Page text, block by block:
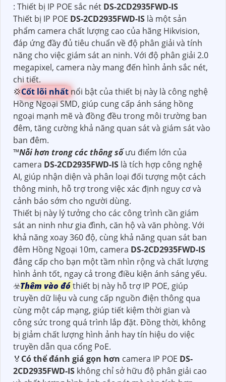
: Thiết bị IP POE sắc nét DS-2CD2935FWD-IS
Thiết bị IP POE DS-2CD2935FWD-IS là một sản
phẩm camera chất lượng cao của hãng Hikvision,
đáp ứng đầy đủ tiêu chuẩn về độ phân giải và tính
năng cho việc giám sát an ninh. Với độ phân giải 2.0
megapixel, camera này mang đến hình ảnh sắc nét,
chi tiết.
💢Cốt lõi nhất nổi bật của thiết bị này là công nghệ
Hồng Ngoại SMD, giúp cung cấp ánh sáng hồng
ngoại mạnh mẽ và đồng đều trong môi trường ban
đêm, tăng cường khả năng quan sát và giám sát vào
ban đêm.
™️Nỗi hơn trong các thông sốưu điểm lớn của
camera DS-2CD2935FWD-IS là tích hợp công nghệ
AI, giúp nhận diện và phân loại đối tượng một cách
thông minh, hỗ trợ trong việc xác định nguy cơ và
cảnh báo sớm cho người dùng.
Thiết bị này lý tưởng cho các công trình cần giám
sát an ninh như gia đình, căn hộ và văn phòng. Với
khả năng xoay 360 độ, cùng khả năng quan sát ban
đêm Hồng Ngoại 10m, camera DS-2CD2935FWD-IS
đẳng cấp cho bạn một tầm nhìn rộng và chất lượng
hình ảnh tốt, ngay cả trong điều kiện ánh sáng yếu.
☣️Thêm vào đóthiết bị này hỗ trợ IP POE, giúp
truyền dữ liệu và cung cấp nguồn điện thông qua
cùng một cáp mạng, giúp tiết kiệm thời gian và
công sức trong quá trình lắp đặt. Đồng thời, không
bị giảm chất lượng hình ảnh hay tín hiệu do việc
truyền dẫn qua cổng PoE.
️🏅 Có thể đánh giá gọn hơn camera IP POE DS-
2CD2935FWD-IS không chỉ sở hữu độ phân giải cao